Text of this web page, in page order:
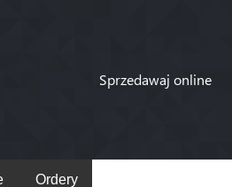
Sprzedawaj online
Ordery